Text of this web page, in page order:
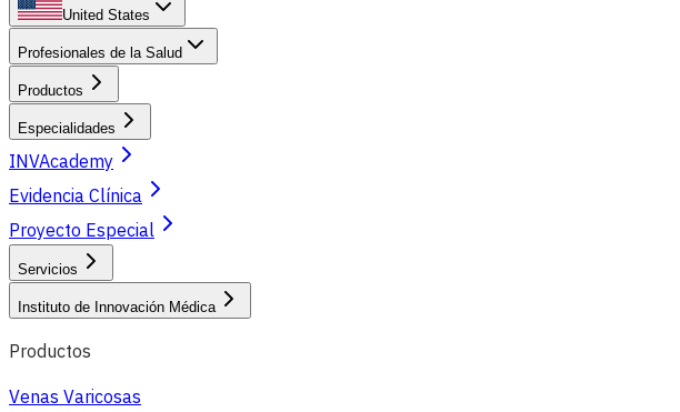
United States
Profesionales de la Salud
Productos
Especialidades
INVAcademy
Evidencia Clínica
Proyecto Especial
Servicios
Instituto de Innovación Médica
Productos
Venas Varicosas